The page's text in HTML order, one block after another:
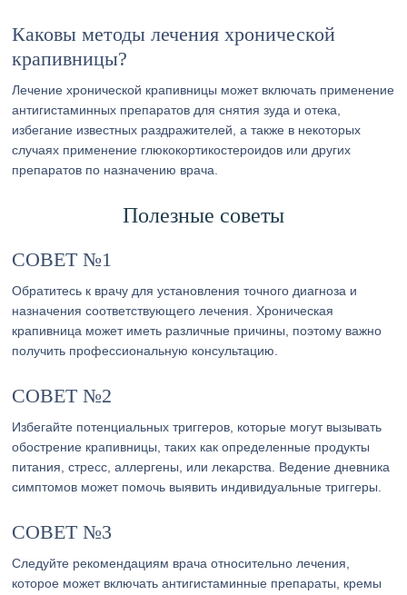
Каковы методы лечения хронической
крапивницы?
Лечение хронической крапивницы может включать применение
антигистаминных препаратов для снятия зуда и отека,
избегание известных раздражителей, а также в некоторых
случаях применение глюкокортикостероидов или других
препаратов по назначению врача.
Полезные советы
СОВЕТ №1
Обратитесь к врачу для установления точного диагноза и
назначения соответствующего лечения. Хроническая
крапивница может иметь различные причины, поэтому важно
получить профессиональную консультацию.
СОВЕТ №2
Избегайте потенциальных триггеров, которые могут вызывать
обострение крапивницы, таких как определенные продукты
питания, стресс, аллергены, или лекарства. Ведение дневника
симптомов может помочь выявить индивидуальные триггеры.
СОВЕТ №3
Следуйте рекомендациям врача относительно лечения,
которое может включать антигистаминные препараты, кремы